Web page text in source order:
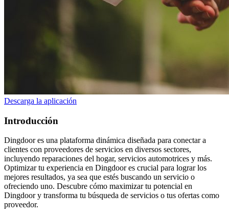
Descarga la aplicación
Introducción
Dingdoor es una plataforma dinámica diseñada para conectar a
clientes con proveedores de servicios en diversos sectores,
incluyendo reparaciones del hogar, servicios automotrices y más.
Optimizar tu experiencia en Dingdoor es crucial para lograr los
mejores resultados, ya sea que estés buscando un servicio o
ofreciendo uno. Descubre cómo maximizar tu potencial en
Dingdoor y transforma tu búsqueda de servicios o tus ofertas como
proveedor.